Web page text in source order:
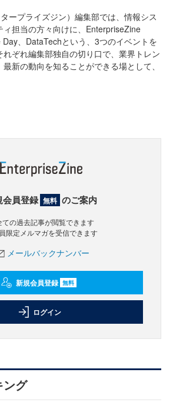
ープライズジン）編集部では、情報シス
ィ担当の方々向けに、EnterpriseZine
、DataTechという、3つのイベントを
ぞれ編集部独自の切り口で、業界トレン
新の動向を知ることができる場として、
会員登録 無料 のご案内
ての過去記事が閲覧できます
限定メルマガを受信できます
メールバックナンバー
新規会員登録 無料
ログイン
ング